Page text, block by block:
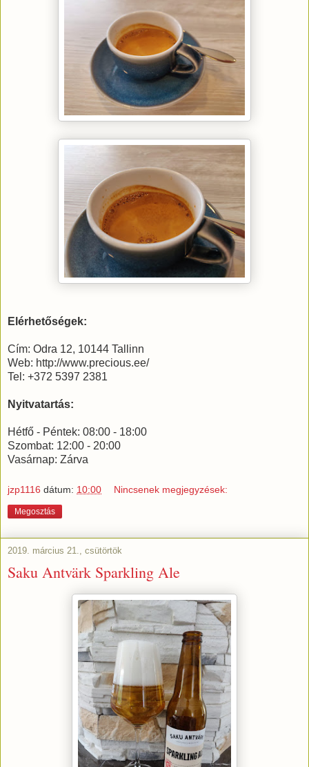
Elérhetőségek:
Cím: Odra 12, 10144 Tallinn
Web: http://www.precious.ee/
Tel: +372 5397 2381
Nyitvatartás:
Hétfő - Péntek: 08:00 - 18:00
Szombat: 12:00 - 20:00
Vasárnap: Zárva
jzp1116 dátum: 10:00 Nincsenek megjegyzések:
Megosztás
2019. március 21., csütörtök
Saku Antvärk Sparkling Ale